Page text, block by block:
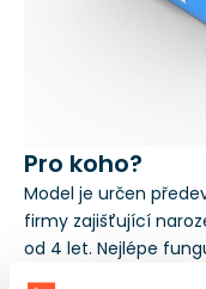
Pro koho?
Model je určen
firmy zajišťující
od 4 let. Nejlépe
obsluha, rychlé